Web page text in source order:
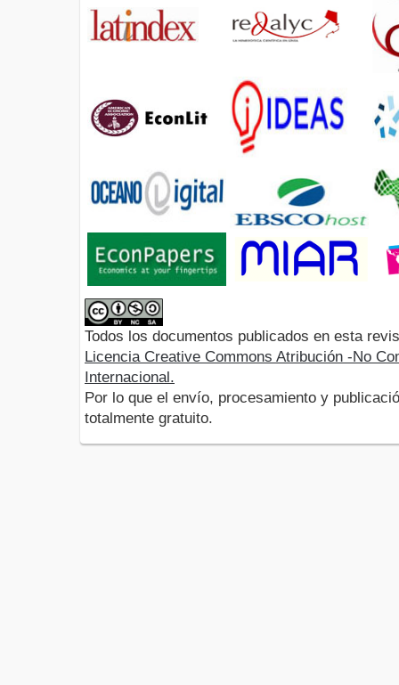
Todos los documentos publicados en esta
Licencia Creative Commons Atribución -No
Internacional.
Por lo que el envío, procesamiento y
totalmente gratuito.